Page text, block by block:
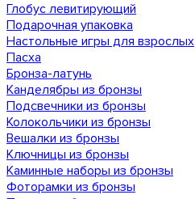
Глобус левитирующий
Подарочная упаковка
Настольные игры для взрослых
Пасха
Бронза-латунь
Канделябры из бронзы
Подсвечники из бронзы
Колокольчики из бронзы
Вешалки из бронзы
Ключницы из бронзы
Каминные наборы из бронзы
Фоторамки из бронзы